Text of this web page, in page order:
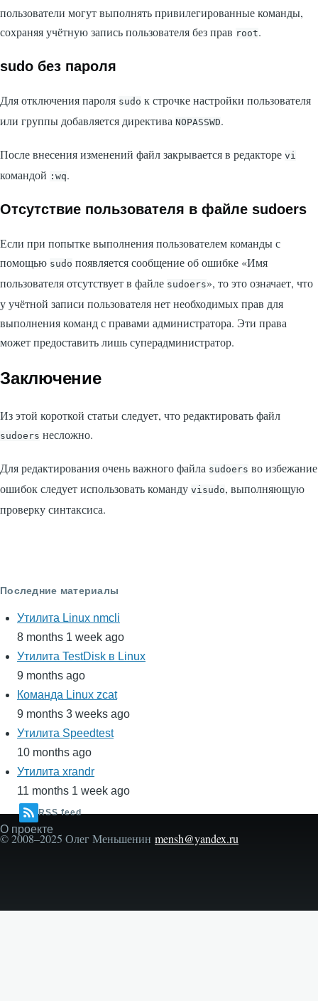
пользователи могут выполнять привилегированные команды,
сохраняя учётную запись пользователя без прав root.
sudo без пароля
Для отключения пароля sudo к строчке настройки пользователя
или группы добавляется директива NOPASSWD.
После внесения изменений файл закрывается в редакторе vi
командой :wq.
Отсутствие пользователя в файле sudoers
Если при попытке выполнения пользователем команды с
помощью sudo появляется сообщение об ошибке «Имя
пользователя отсутствует в файле sudoers», то это означает, что
у учётной записи пользователя нет необходимых прав для
выполнения команд с правами администратора. Эти права
может предоставить лишь суперадминистратор.
Заключение
Из этой короткой статьи следует, что редактировать файл
sudoers несложно.
Для редактирования очень важного файла sudoers во избежание
ошибок следует использовать команду visudo, выполняющую
проверку синтаксиса.
Последние материалы
Утилита Linux nmcli
8 months 1 week ago
Утилита TestDisk в Linux
9 months ago
Команда Linux zcat
9 months 3 weeks ago
Утилита Speedtest
10 months ago
Утилита xrandr
11 months 1 week ago
RSS feed
Secondary
menu
О проекте
© 2008–2025 Олег Меньшенин mensh@yandex.ru